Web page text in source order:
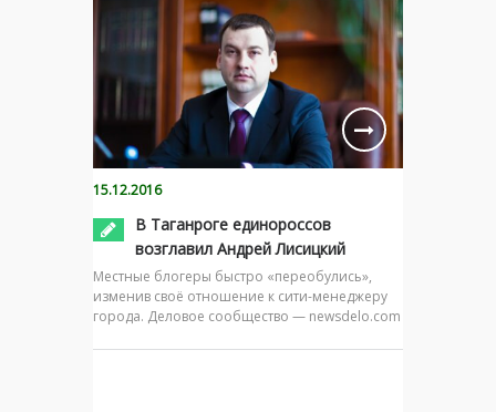
15.12.2016
В Таганроге единороссов
возглавил Андрей Лисицкий
Местные блогеры быстро «переобулись»,
изменив своё отношение к сити-менеджеру
города. Деловое сообщество — newsdelo.com